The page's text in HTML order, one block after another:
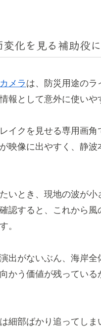
化を見る補助役
メラ は、防災用途の
報として意外に使いや
イクを見せる専用画
映像に出やすく、静
いとき、現地の波が
認すると、これから
。
出がないぶん、海岸全
かう価値が残ってい
細部ばかり追ってし